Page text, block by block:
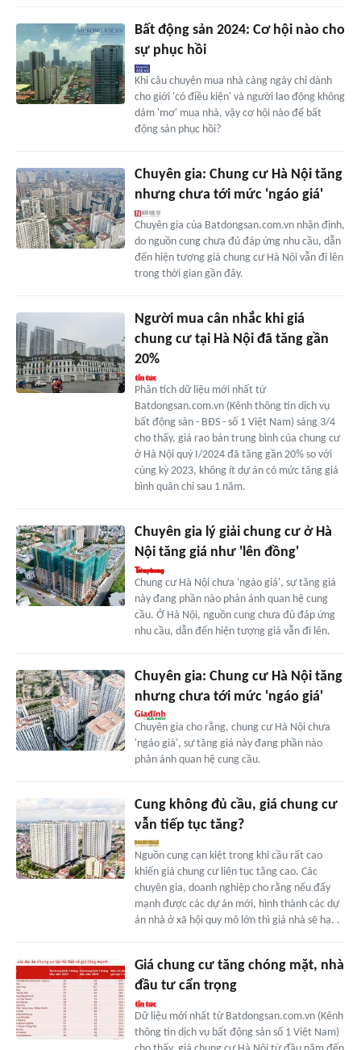
Bất động sản 2024: Cơ hội nào cho
sự phục hồi
Khi câu chuyện mua nhà càng ngày chỉ dành
cho giới 'có điều kiện' và người lao động không
dám 'mơ' mua nhà, vậy cơ hội nào để bất
động sản phục hồi?
Chuyên gia: Chung cư Hà Nội tăng
nhưng chưa tới mức 'ngáo giá'
Chuyên gia của Batdongsan.com.vn nhận định,
do nguồn cung chưa đủ đáp ứng nhu cầu, dẫn
đến hiện tượng giá chung cư Hà Nội vẫn đi lên
trong thời gian gần đây.
Người mua cân nhắc khi giá
chung cư tại Hà Nội đã tăng gần
20%
Phân tích dữ liệu mới nhất từ
Batdongsan.com.vn (Kênh thông tin dịch vụ
bất động sản - BĐS - số 1 Việt Nam) sáng 3/4
cho thấy, giá rao bán trung bình của chung cư
ở Hà Nội quý I/2024 đã tăng gần 20% so với
cùng kỳ 2023, không ít dự án có mức tăng giá
bình quân chỉ sau 1 năm.
Chuyên gia lý giải chung cư ở Hà
Nội tăng giá như 'lên đồng'
Chung cư Hà Nội chưa 'ngáo giá', sự tăng giá
này đang phần nào phản ánh quan hệ cung
cầu. Ở Hà Nội, nguồn cung chưa đủ đáp ứng
nhu cầu, dẫn đến hiện tượng giá vẫn đi lên.
Chuyên gia: Chung cư Hà Nội tăng
nhưng chưa tới mức 'ngáo giá'
Chuyên gia cho rằng, chung cư Hà Nội chưa
'ngáo giá', sự tăng giá này đang phần nào
phản ánh quan hệ cung cầu.
Cung không đủ cầu, giá chung cư
vẫn tiếp tục tăng?
Nguồn cung cạn kiệt trong khi cầu rất cao
khiến giá chung cư liên tục tăng cao. Các
chuyên gia, doanh nghiệp cho rằng nếu đẩy
mạnh được các dự án mới, hình thành các dự
án nhà ở xã hội quy mô lớn thì giá nhà sẽ hạ. .
Giá chung cư tăng chóng mặt, nhà
đầu tư cẩn trọng
Dữ liệu mới nhất từ Batdongsan.com.vn (Kênh
thông tin dịch vụ bất động sản số 1 Việt Nam)